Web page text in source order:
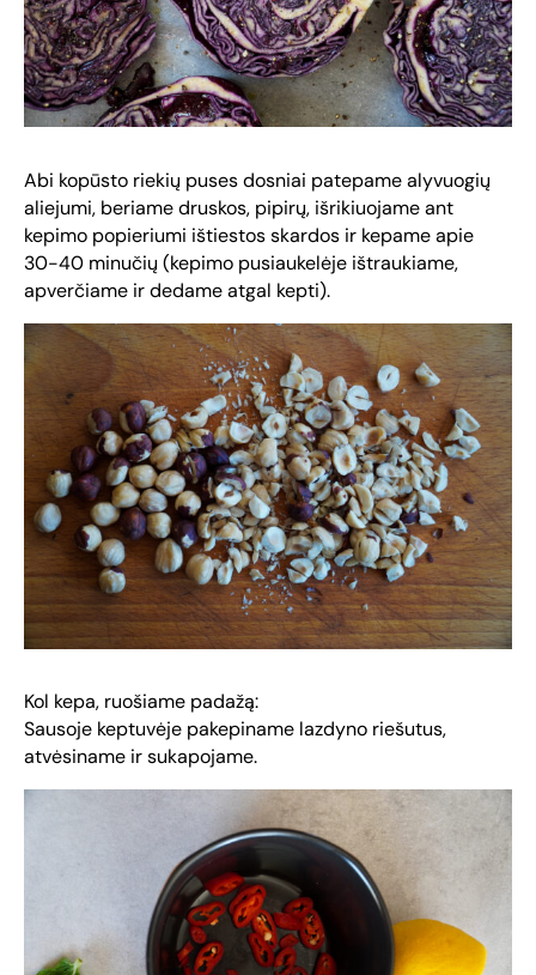
Abi kopūsto riekių puses dosniai patepame alyvuogių
aliejumi, beriame druskos, pipirų, išrikiuojame ant
kepimo popieriumi ištiestos skardos ir kepame apie
30-40 minučių (kepimo pusiaukelėje ištraukiame,
apverčiame ir dedame atgal kepti).
Kol kepa, ruošiame padažą:
Sausoje keptuvėje pakepiname lazdyno riešutus,
atvėsiname ir sukapojame.